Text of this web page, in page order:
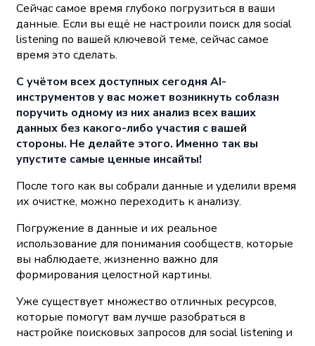
Сейчас самое время глубоко погрузиться в ваши
данные. Если вы ещё не настроили поиск для social
listening по вашей ключевой теме, сейчас самое
время это сделать.
С учётом всех доступных сегодня AI-
инструментов у вас может возникнуть соблазн
поручить одному из них анализ всех ваших
данных без какого-либо участия с вашей
стороны. Не делайте этого. Именно так вы
упустите самые ценные инсайты!
После того как вы собрали данные и уделили время
их очистке, можно переходить к анализу.
Погружение в данные и их реальное
использование для понимания сообществ, которые
вы наблюдаете, жизненно важно для
формирования целостной картины.
Уже существует множество отличных ресурсов,
которые помогут вам лучше разобраться в
настройке поисковых запросов для social listening и